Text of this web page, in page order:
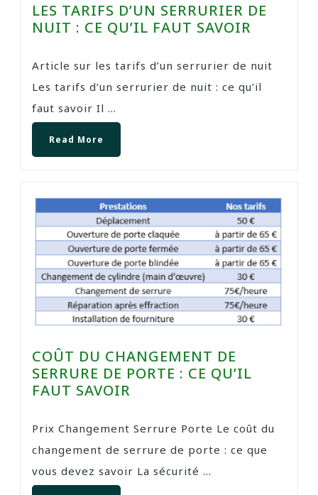
LES TARIFS D’UN SERRURIER DE
NUIT : CE QU’IL FAUT SAVOIR
Article sur les tarifs d’un serrurier de nuit
Les tarifs d’un serrurier de nuit : ce qu’il
faut savoir Il ...
Read More
COÛT DU CHANGEMENT DE
SERRURE DE PORTE : CE QU’IL
FAUT SAVOIR
Prix Changement Serrure Porte Le coût du
changement de serrure de porte : ce que
vous devez savoir La sécurité ...